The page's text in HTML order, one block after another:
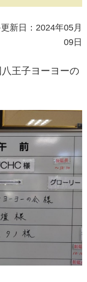
新日：2024年05月
09日
王子ヨーヨーの